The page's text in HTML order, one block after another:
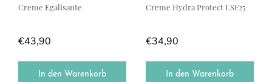
Creme Egalisante
€43,90
In den Warenkorb
Creme Hydra Protect LSF25
€34,90
In den Warenkorb